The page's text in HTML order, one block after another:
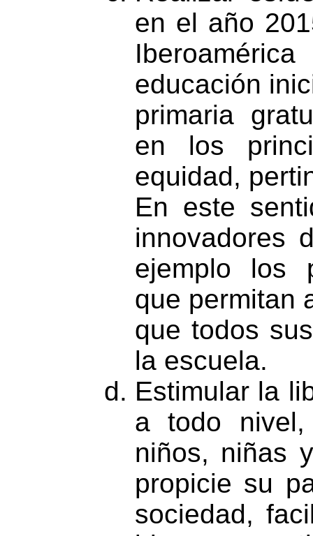
en el año
educación
primaria
en los
equidad,
En este
innovadores
ejemplo los
que permitan
que todos
la escuela.
Estimular la
a todo
niños, niñas
propicie su
sociedad,